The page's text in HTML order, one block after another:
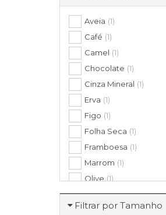
Aveia (1)
Café (1)
Camel (1)
Chocolate (1)
Cinza Mineral (1)
Erva (1)
Figo (1)
Folha Seca (1)
Framboesa (1)
Marrom (1)
Olive (1)
Preto(1)
Romã(1)
Filtrar por Tamanho